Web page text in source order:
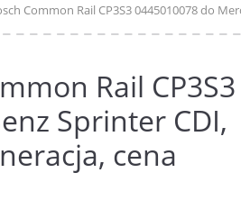
Common Rail CP3S3 0445010078 do
Rail CP3S3
Sprinter CDI,
cena